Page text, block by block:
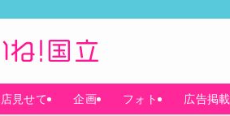
見せて 企画 フォト 広告掲載